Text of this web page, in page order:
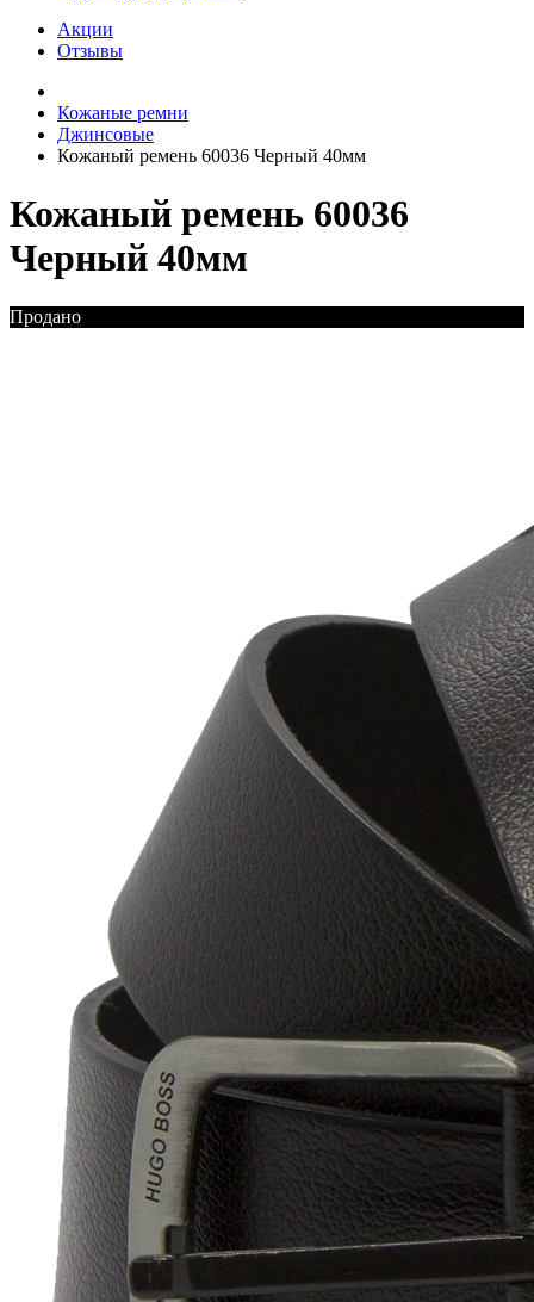
Акции
Отзывы
Кожаные ремни
Джинсовые
Кожаный ремень 60036 Черный 40мм
Кожаный ремень 60036
Черный 40мм
Продано